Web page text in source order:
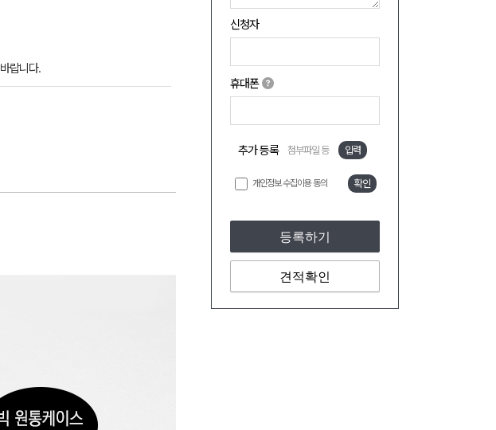
신청자
휴대폰
추가 등록 첨부파일 등 입력
개인정보 수집이용 동의 확인
등록하기
견적확인
랍니다.